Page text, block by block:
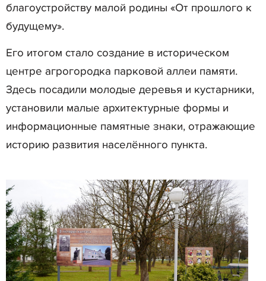
благоустройству малой родины «От прошлого к
будущему».
Его итогом стало создание в историческом
центре агрогородка парковой аллеи памяти.
Здесь посадили молодые деревья и кустарники,
установили малые архитектурные формы и
информационные памятные знаки, отражающие
историю развития населённого пункта.